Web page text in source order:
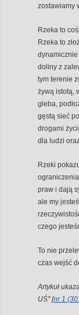
zostawiamy
Rzeka to
Rzeka to
dynamicznie
doliny z
tym terenie
żywą istotą,
gleba,
gęstą sieć
drogami
dla ludzi
Rzeki
praw i dają
ale my
czego
To nie
czas wejść
Artykuł
UŚ" [nr 1